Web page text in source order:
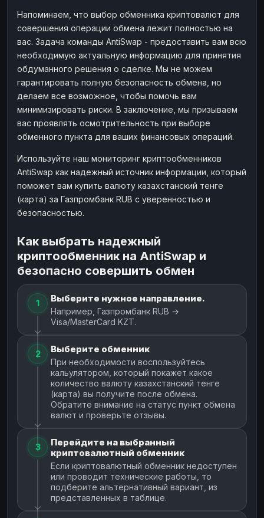
Напоминаем, что выбор обменника криптовалют для
совершения операции обмена лежит полностью на
вас. Задача команды AntiSwap - предоставить вам всю
необходимую актуальную информацию для принятия
обдуманного решения о сделке. Мы не можем
гарантировать полную безопасность обмена, но
делаем все возможное, чтобы помочь вам
минимизировать риски. В заключение, мы призываем
вас проявлять осмотрительность при выборе
обменного пункта для ваших финансовых операций.
Используйте наш мониторинг криптообменников
AntiSwap как надежный источник информации, который
поможет вам купить валюту казахстанский тенге
(карта) за Газпромбанк RUB с уверенностью и
безопасностью.
Как выбрать надежный
криптообменник на AntiSwap и
безопасно совершить обмен
1 Выберите нужное направление.
Например, Газпромбанк RUB →
Visa/MasterCard KZT.
2 Выберите обменник
При необходимости воспользуйтесь
кальулятором, который покажет какое
количество валюту казахстанский тенге
(карта) вы получите после обмена.
Обратите внимание на статус пункт обмена
валют и проверьте отзывы.
3
Перейдите на выбранный
криптовалютный обменник
Если криптовалютный обменник недоступен
или проводит технические работы, то
подберите альтернативный вариант, из
представленных в таблице.